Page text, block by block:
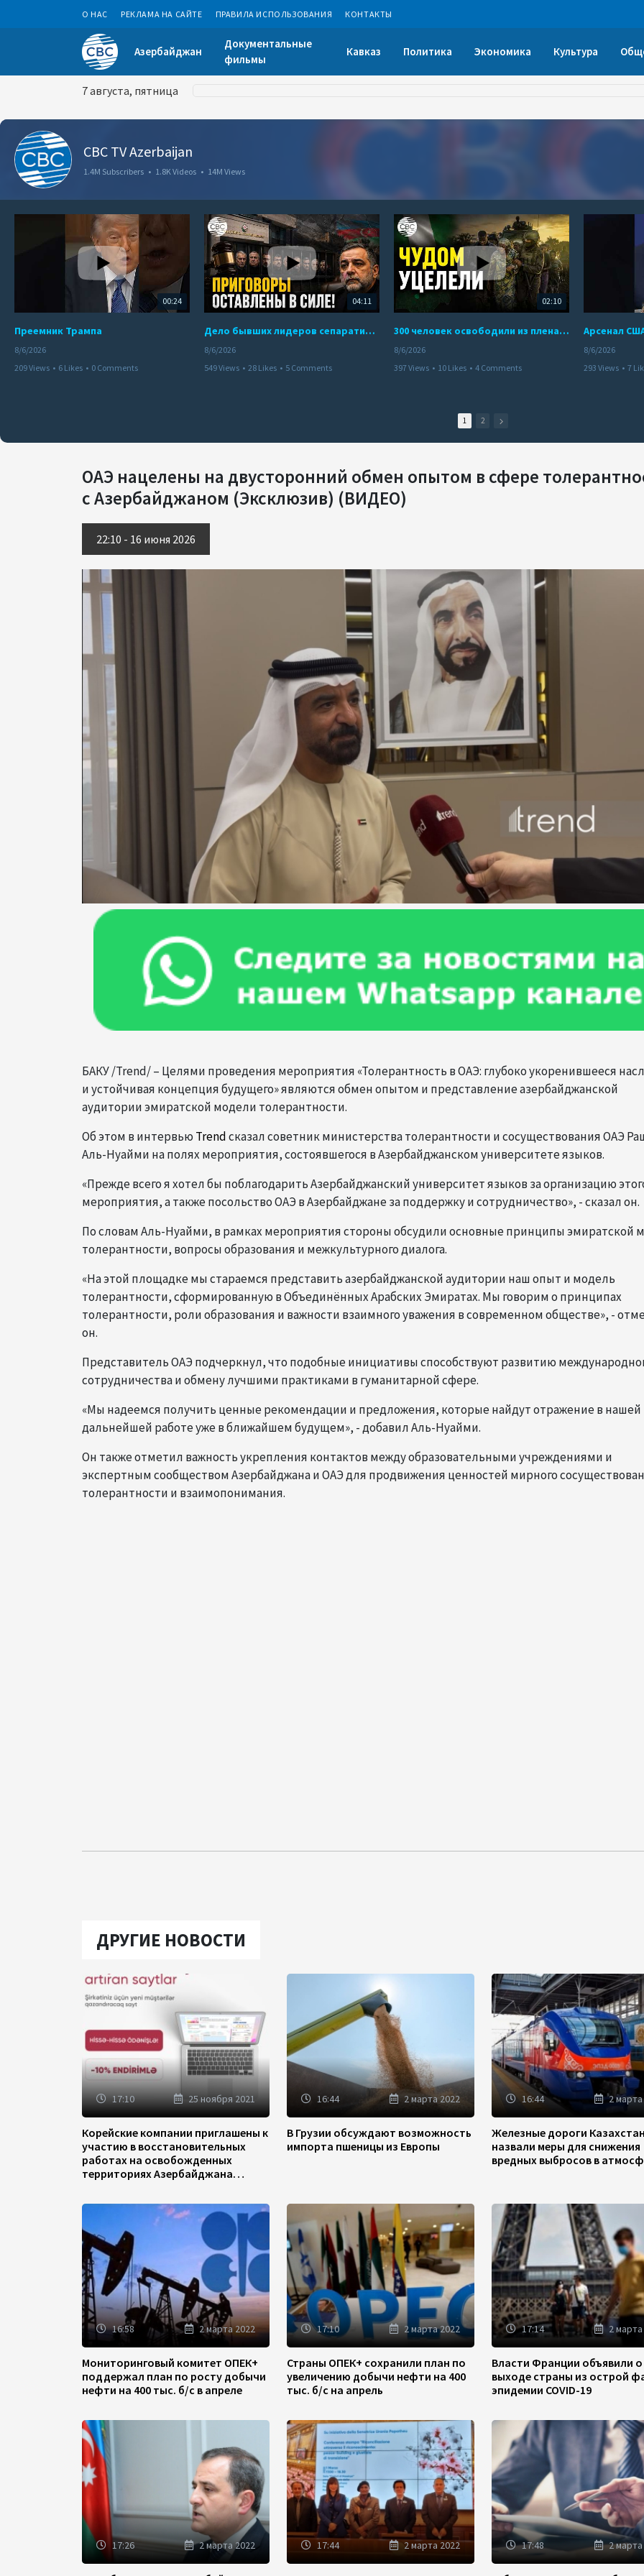
О НАС РЕКЛАМА НА САЙТЕ ПРАВИЛА ИСПОЛЬЗОВАНИЯ КОНТАКТЫ
Азербайджан
Документальные
фильмы
Кавказ Политика Экономика Культура
7 августа, пятница
CBC TV Azerbaijan
1.4M Subscribers • 1.8K Videos • 14M Views
00:24
Преемник Трампа
8/6/2026
209 Views • 6 Likes • 0 Comments
04:11
Дело бывших лидеров сепаратистского режима в Карабахе
8/6/2026
549 Views • 28 Likes • 5 Comments
02:10
300 человек освободили из плена террористов. Невероятная история спасения
8/6/2026
397 Views • 10 Likes • 4 Comments
8/6/2026
293 Views • 7
1 2
ОАЭ нацелены на двусторонний обмен опытом в сфере
с Азербайджаном (Эксклюзив) (ВИДЕО)
22:10 - 16 июня 2026
БАКУ /Trend/ – Целями проведения мероприятия «Толерантность в ОАЭ: глубоко укоренившееся
и устойчивая концепция будущего» являются обмен опытом и представление азербайджанской
аудитории эмиратской модели толерантности.
Об этом в интервью Trendсказал советник министерства толерантности и сосуществования ОАЭ
Аль-Нуайми на полях мероприятия, состоявшегося в Азербайджанском университете языков.
«Прежде всего я хотел бы поблагодарить Азербайджанский университет языков за организацию
мероприятия, а также посольство ОАЭ в Азербайджане за поддержку и сотрудничество», - сказал он.
По словам Аль-Нуайми, в рамках мероприятия стороны обсудили основные принципы эмиратской
толерантности, вопросы образования и межкультурного диалога.
«На этой площадке мы стараемся представить азербайджанской аудитории наш опыт и модель
толерантности, сформированную в Объединённых Арабских Эмиратах. Мы говорим о принципах
толерантности, роли образования и важности взаимного уважения в современном обществе», -
он.
Представитель ОАЭ подчеркнул, что подобные инициативы способствуют развитию
сотрудничества и обмену лучшими практиками в гуманитарной сфере.
«Мы надеемся получить ценные рекомендации и предложения, которые найдут отражение в нашей
дальнейшей работе уже в ближайшем будущем», - добавил Аль-Нуайми.
Он также отметил важность укрепления контактов между образовательными учреждениями и
экспертным сообществом Азербайджана и ОАЭ для продвижения ценностей мирного
толерантности и взаимопонимания.
ДРУГИЕ НОВОСТИ
17:10 25 ноября 2021
Корейские компании приглашены к
участию в восстановительных
работах на освобожденных
территориях Азербайджана
16:44 2 марта 2022
В Грузии обсуждают возможность
импорта пшеницы из Европы
16:44 2 марта
Железные дороги
назвали меры для снижения
вредных выбросов в
16:58 2 марта 2022
Мониторинговый комитет ОПЕК+
поддержал план по росту добычи
нефти на 400 тыс. б/с в апреле
17:10 2 марта 2022
Страны ОПЕК+ сохранили план по
увеличению добычи нефти на 400
тыс. б/с на апрель
17:14 2 марта
Власти Франции объявили о
выходе страны из острой
эпидемии COVID-19
17:26 2 марта 2022 17:44 2 марта 2022 17:48 2 марта